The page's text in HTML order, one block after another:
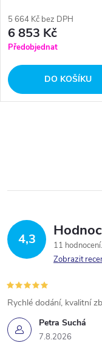
5 664 Kč bez DPH
6 853 Kč
Předobjednat
DO KOŠÍKU
4,3
11 hodnocení
Zobrazit
Petra Suchá
7.8.2026
Rychlé dodání, kvalitní